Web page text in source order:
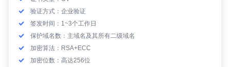
验证方式：企业验证
签发时间：1~3个工作日
保护域名数：主域名及其所有二级域名
加密算法：RSA+ECC
加密位数：高达256位